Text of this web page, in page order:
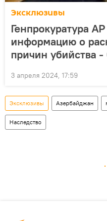
Эксклюзивы
Генпрокуратура
информацию о
причин
3 апреля 2024, 17:59
Эксклюзивы Азербайджан
Наследство